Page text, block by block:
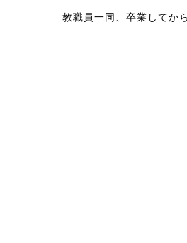
教職員一同、卒業してか